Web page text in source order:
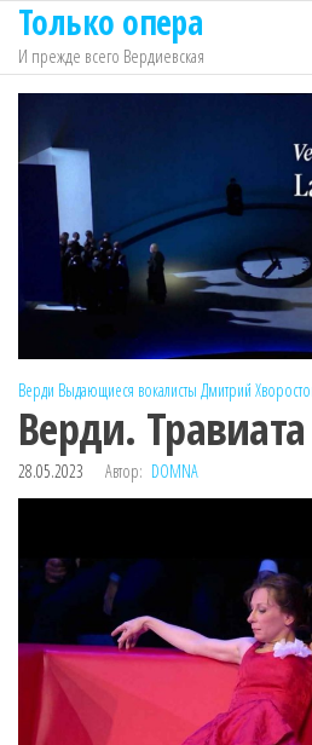
Перейти
содержимому
Только опера
И прежде всего Вердиевская
Верди Выдающиеся вокалисты Дмитрий
Верди.
28.05.2023 Автор: DOMNA